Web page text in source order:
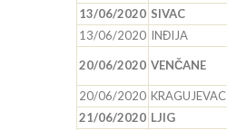
13/06/2020 SIVAC
13/06/2020 INĐIJA
20/06/2020 VENČANE
20/06/2020 KRAGUJEVAC
21/06/2020 LJIG